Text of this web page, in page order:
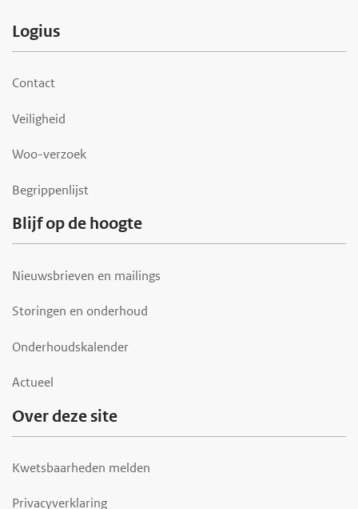
F
o
o
e
r
Logius
Contact
Veiligheid
Woo-verzoek
Begrippenlijst
Blijf op de hoogte
Nieuwsbrieven en mailings
Storingen en onderhoud
Onderhoudskalender
Actueel
Over deze site
Kwetsbaarheden melden
Privacyverklaring